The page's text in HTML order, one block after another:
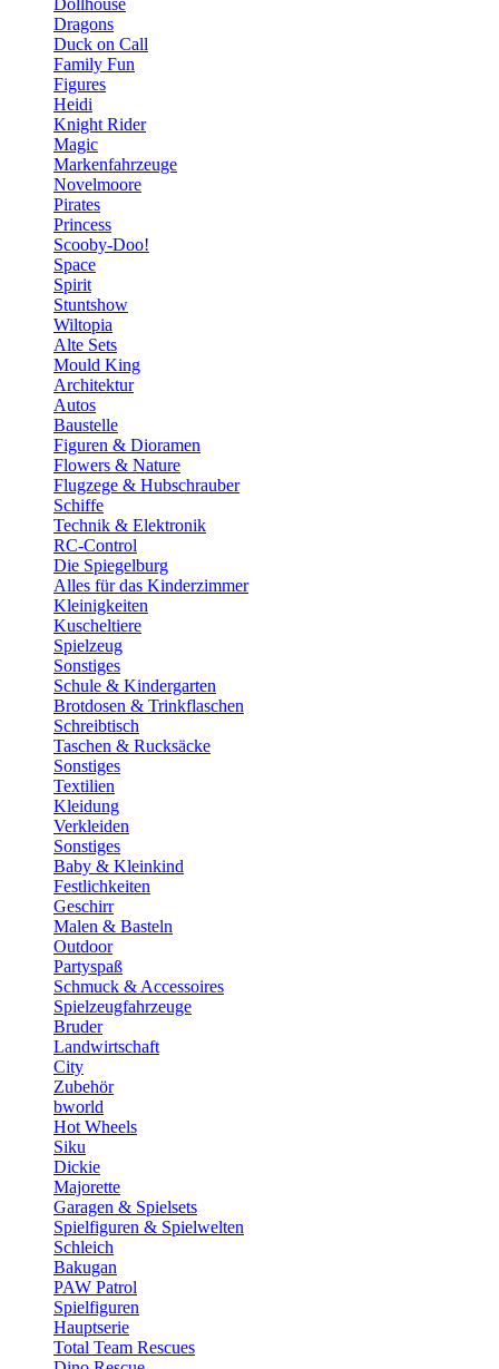
Dollhouse
Dragons
Duck on Call
Family Fun
Figures
Heidi
Knight Rider
Magic
Markenfahrzeuge
Novelmoore
Pirates
Princess
Scooby-Doo!
Space
Spirit
Stuntshow
Wiltopia
Alte Sets
Mould King
Architektur
Autos
Baustelle
Figuren & Dioramen
Flowers & Nature
Flugzege & Hubschrauber
Schiffe
Technik & Elektronik
RC-Control
Die Spiegelburg
Alles für das Kinderzimmer
Kleinigkeiten
Kuscheltiere
Spielzeug
Sonstiges
Schule & Kindergarten
Brotdosen & Trinkflaschen
Schreibtisch
Taschen & Rucksäcke
Sonstiges
Textilien
Kleidung
Verkleiden
Sonstiges
Baby & Kleinkind
Festlichkeiten
Geschirr
Malen & Basteln
Outdoor
Partyspaß
Schmuck & Accessoires
Spielzeugfahrzeuge
Bruder
Landwirtschaft
City
Zubehör
bworld
Hot Wheels
Siku
Dickie
Majorette
Garagen & Spielsets
Spielfiguren & Spielwelten
Schleich
Bakugan
PAW Patrol
Spielfiguren
Hauptserie
Total Team Rescues